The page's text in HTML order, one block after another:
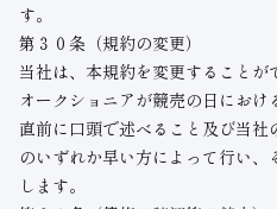
す。
第３０条（規約の変更）
当社は、本規約を変更することが
オークショニアが競売の日におけ
直前に口頭で述べること及び当
のいずれか早い方によって行い
します。